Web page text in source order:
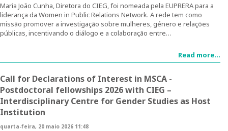
Fundadores/as
Comissão Externa de Acompanhamento
Pós-Graduação em Igualdade de Género
Mestrado em Família e Género
Doutoramento em Estudos de Género
Maria João Cunha, Diretora do CIEG, foi nomeada pela EUPRERA para a
liderança da Women in Public Relations Network. A rede tem como
missão promover a investigação sobre mulheres, género e relações
públicas, incentivando o diálogo e a colaboração entre…
Read more...
Call for Declarations of Interest in MSCA -
Postdoctoral fellowships 2026 with CIEG –
Interdisciplinary Centre for Gender Studies as Host
Institution
quarta-feira, 20 maio 2026 11:48